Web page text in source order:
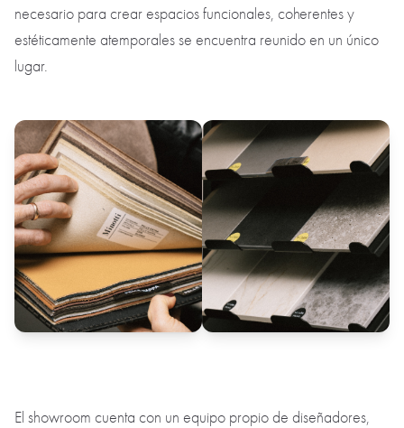
necesario para crear espacios funcionales, coherentes y
estéticamente atemporales se encuentra reunido en un único
lugar.
El showroom cuenta con un equipo propio de diseñadores,